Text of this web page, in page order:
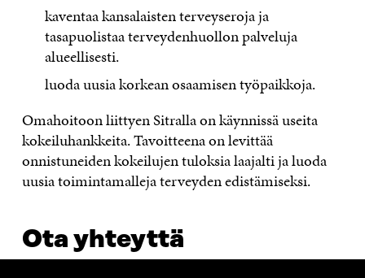
kaventaa kansalaisten terveyseroja ja
tasapuolistaa terveydenhuollon palveluja
alueellisesti.
luoda uusia korkean osaamisen työpaikkoja.
Omahoitoon liittyen Sitralla on käynnissä useita
kokeiluhankkeita. Tavoitteena on levittää
onnistuneiden kokeilujen tuloksia laajalti ja luoda
uusia toimintamalleja terveyden edistämiseksi.
Ota yhteyttä